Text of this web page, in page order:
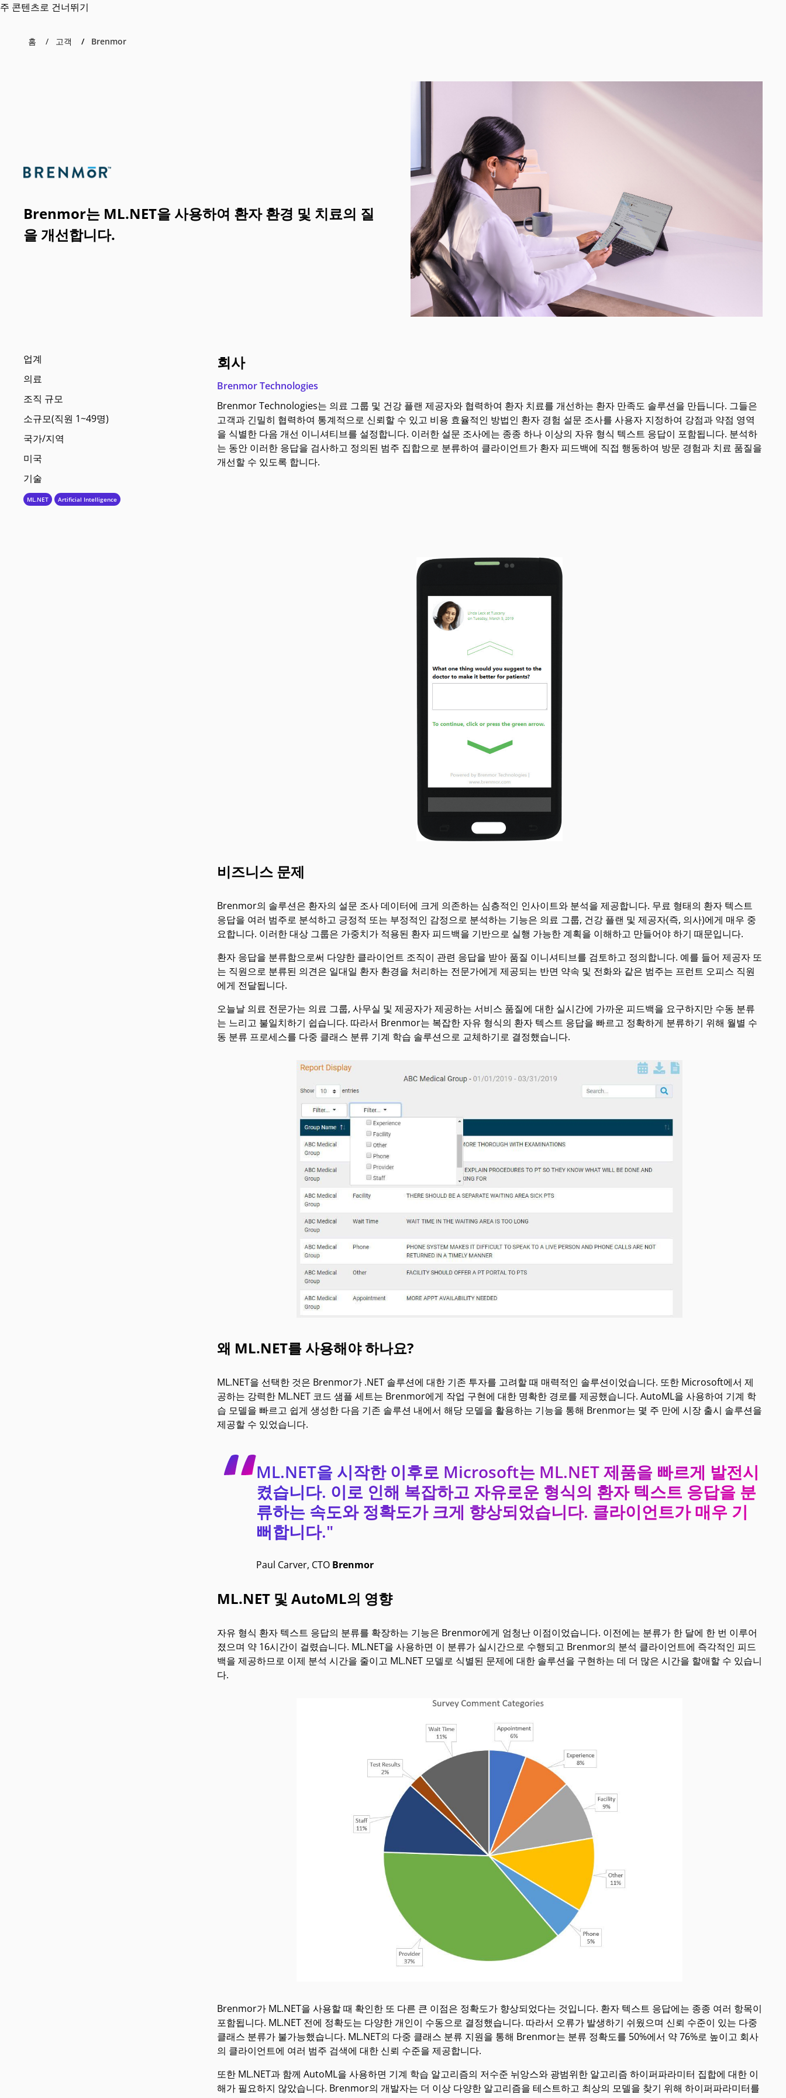
주 콘텐츠로 건너뛰기
홈 고객 Brenmor
Brenmor는 ML.NET을 사용하여 환자 환경 및 치료의 질
을 개선합니다.
업계
의료
조직 규모
소규모(직원 1~49명)
국가/지역
미국
기술
ML.NET Artificial Intelligence
회사
Brenmor Technologies
Brenmor Technologies는 의료 그룹 및 건강 플랜 제공자와 협력하여 환자 치료를 개선하는 환자 만족도 솔루션을 만듭니다. 그들은
고객과 긴밀히 협력하여 통계적으로 신뢰할 수 있고 비용 효율적인 방법인 환자 경험 설문 조사를 사용자 지정하여 강점과 약점 영역
을 식별한 다음 개선 이니셔티브를 설정합니다. 이러한 설문 조사에는 종종 하나 이상의 자유 형식 텍스트 응답이 포함됩니다. 분석하
는 동안 이러한 응답을 검사하고 정의된 범주 집합으로 분류하여 클라이언트가 환자 피드백에 직접 행동하여 방문 경험과 치료 품질을
개선할 수 있도록 합니다.
비즈니스 문제
Brenmor의 솔루션은 환자의 설문 조사 데이터에 크게 의존하는 심층적인 인사이트와 분석을 제공합니다. 무료 형태의 환자 텍스트
응답을 여러 범주로 분석하고 긍정적 또는 부정적인 감정으로 분석하는 기능은 의료 그룹, 건강 플랜 및 제공자(즉, 의사)에게 매우 중
요합니다. 이러한 대상 그룹은 가중치가 적용된 환자 피드백을 기반으로 실행 가능한 계획을 이해하고 만들어야 하기 때문입니다.
환자 응답을 분류함으로써 다양한 클라이언트 조직이 관련 응답을 받아 품질 이니셔티브를 검토하고 정의합니다. 예를 들어 제공자 또
는 직원으로 분류된 의견은 일대일 환자 환경을 처리하는 전문가에게 제공되는 반면 약속 및 전화와 같은 범주는 프런트 오피스 직원
에게 전달됩니다.
오늘날 의료 전문가는 의료 그룹, 사무실 및 제공자가 제공하는 서비스 품질에 대한 실시간에 가까운 피드백을 요구하지만 수동 분류
는 느리고 불일치하기 쉽습니다. 따라서 Brenmor는 복잡한 자유 형식의 환자 텍스트 응답을 빠르고 정확하게 분류하기 위해 월별 수
동 분류 프로세스를 다중 클래스 분류 기계 학습 솔루션으로 교체하기로 결정했습니다.
왜 ML.NET를 사용해야 하나요?
ML.NET을 선택한 것은 Brenmor가 .NET 솔루션에 대한 기존 투자를 고려할 때 매력적인 솔루션이었습니다. 또한 Microsoft에서 제
공하는 강력한 ML.NET 코드 샘플 세트는 Brenmor에게 작업 구현에 대한 명확한 경로를 제공했습니다. AutoML을 사용하여 기계 학
습 모델을 빠르고 쉽게 생성한 다음 기존 솔루션 내에서 해당 모델을 활용하는 기능을 통해 Brenmor는 몇 주 만에 시장 출시 솔루션을
제공할 수 있었습니다.
ML.NET을 시작한 이후로 Microsoft는 ML.NET 제품을 빠르게 발전시
켰습니다. 이로 인해 복잡하고 자유로운 형식의 환자 텍스트 응답을 분
류하는 속도와 정확도가 크게 향상되었습니다. 클라이언트가 매우 기
뻐합니다."
Paul Carver, CTO Brenmor
ML.NET 및 AutoML의 영향
자유 형식 환자 텍스트 응답의 분류를 확장하는 기능은 Brenmor에게 엄청난 이점이었습니다. 이전에는 분류가 한 달에 한 번 이루어
졌으며 약 16시간이 걸렸습니다. ML.NET을 사용하면 이 분류가 실시간으로 수행되고 Brenmor의 분석 클라이언트에 즉각적인 피드
백을 제공하므로 이제 분석 시간을 줄이고 ML.NET 모델로 식별된 문제에 대한 솔루션을 구현하는 데 더 많은 시간을 할애할 수 있습니
다.
Brenmor가 ML.NET을 사용할 때 확인한 또 다른 큰 이점은 정확도가 향상되었다는 것입니다. 환자 텍스트 응답에는 종종 여러 항목이
포함됩니다. ML.NET 전에 정확도는 다양한 개인이 수동으로 결정했습니다. 따라서 오류가 발생하기 쉬웠으며 신뢰 수준이 있는 다중
클래스 분류가 불가능했습니다. ML.NET의 다중 클래스 분류 지원을 통해 Brenmor는 분류 정확도를 50%에서 약 76%로 높이고 회사
의 클라이언트에 여러 범주 검색에 대한 신뢰 수준을 제공합니다.
또한 ML.NET과 함께 AutoML을 사용하면 기계 학습 알고리즘의 저수준 뉘앙스와 광범위한 알고리즘 하이퍼파라미터 집합에 대한 이
해가 필요하지 않았습니다. Brenmor의 개발자는 더 이상 다양한 알고리즘을 테스트하고 최상의 모델을 찾기 위해 하이퍼파라미터를